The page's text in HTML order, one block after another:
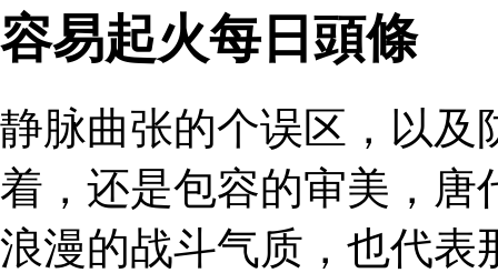
容易起火每日頭條
静脉曲张的个误区，以及
着，还是包容的审美，唐
浪漫的战斗气质，也代表